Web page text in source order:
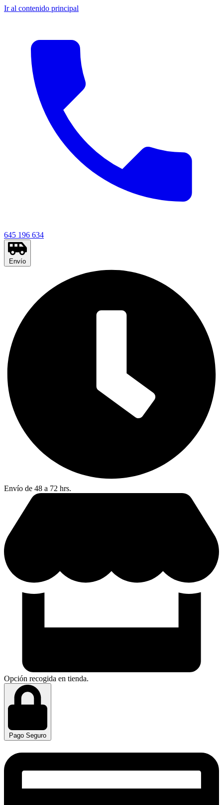
Ir al contenido principal
645 196 634
Envío
Envío de 48 a 72 hrs.
Opción recogida en tienda.
Pago Seguro